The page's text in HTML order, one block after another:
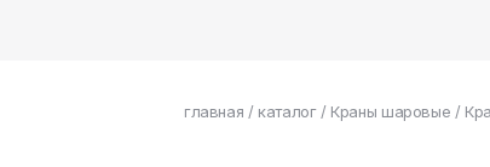
главная / каталог/ Краны шаровые /